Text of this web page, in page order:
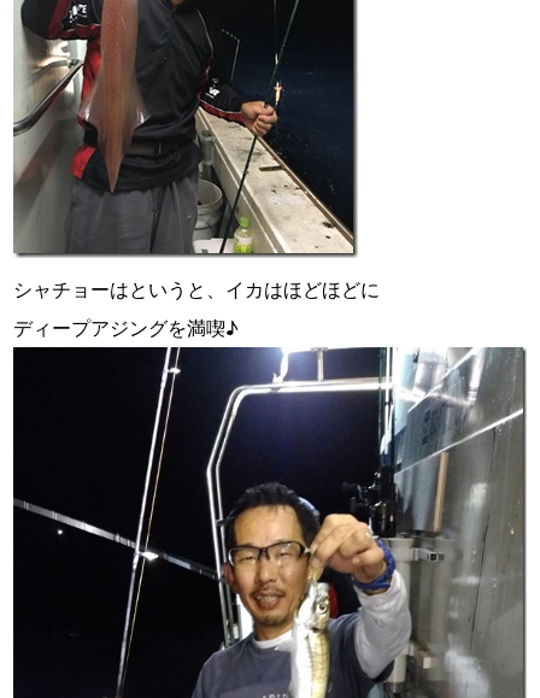
シャチョーはというと、イカはほどほどに
ディープアジングを満喫♪